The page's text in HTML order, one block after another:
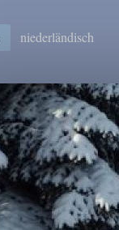
niederländisch